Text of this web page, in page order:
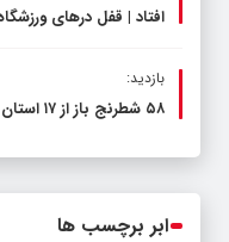
افتاد | قفل در‌های
بازدید:
۵۸ شطرنج‌ باز از ۱۷ استان در حال رقابت در گلمکان
ابر برچسب ها